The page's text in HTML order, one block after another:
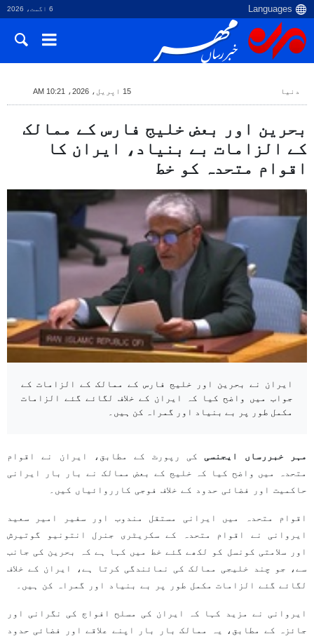
6 اگست، 2026
دنیا 15 اپریل، 2026، 10:21 AM
بحرین اور بعض خلیج فارس کے ممالک
کے الزامات بے بنیاد، ایران کا
اقوام متحدہ کو خط
ایران نے بحرین اور خلیج فارس کے ممالک کے الزامات کے
جواب میں واضح کیا کہ ایران کے خلاف لگائے گئے الزامات
مکمل طور پر بے بنیاد اور گمراہ کن ہیں۔
مہر خبررساں ایجنسی کی رپورٹ کے مطابق، ایران نے اقوام
متحدہ میں واضح کیا کہ خلیج کے بعض ممالک نے بار بار ایرانی
حاکمیت اور فضائی حدود کے خلاف فوجی کارروائیاں کیں۔
اقوام متحدہ میں ایرانی مستقل مندوب اور سفیر امیر سعید
ایروانی نے اقوام متحدہ کے سکریٹری جنرل انتونیو گوتیرش
اور سلامتی کونسل کو لکھے گئے خط میں کہا ہے کہ بحرین کی جانب
سے، جو چند خلیجی ممالک کی نمائندگی کرتا ہے، ایران کے خلاف
لگائے گئے الزامات مکمل طور پر بے بنیاد اور گمراہ کن ہیں۔
ایروانی نے مزید کہا کہ ایران کی مسلح افواج کی نگرانی اور
جائزہ کے مطابق، یہ ممالک بار بار اپنے علاقے اور فضائی حدود